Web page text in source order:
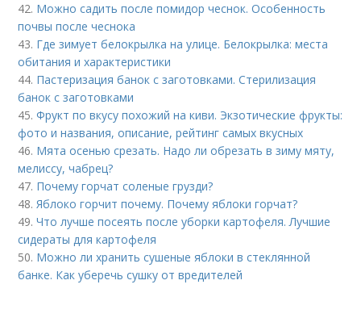
42. Можно садить после помидор чеснок. Особенность
почвы после чеснока
43. Где зимует белокрылка на улице. Белокрылка: места
обитания и характеристики
44. Пастеризация банок с заготовками. Стерилизация
банок с заготовками
45.Фрукт по вкусу похожий на киви. Экзотические фрукты:
фото и названия, описание, рейтинг самых вкусных
46. Мята осенью срезать. Надо ли обрезать в зиму мяту,
мелиссу, чабрец?
47. Почему горчат соленые грузди?
48.Яблоко горчит почему. Почему яблоки горчат?
49.Что лучше посеять после уборки картофеля. Лучшие
сидераты для картофеля
50. Можно ли хранить сушеные яблоки в стеклянной
банке. Как уберечь сушку от вредителей